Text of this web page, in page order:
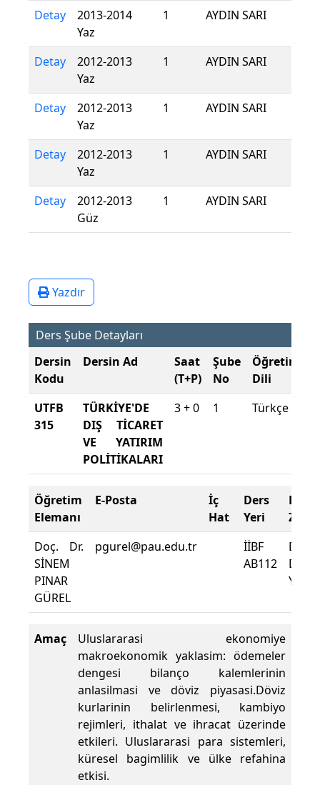
Detay
2013-2014
Yaz
1 AYDIN SARI
Detay
2012-2013
Yaz
1 AYDIN SARI
Detay
2012-2013
Yaz
1 AYDIN SARI
Detay
2012-2013
Yaz
1 AYDIN SARI
Detay
2012-2013
Güz
1 AYDIN SARI
Yazdır
Ders Şube Detayları
Dersin
Kodu
Dersin Ad
Saat
(T+P)
Şube
No
Öğretim
Dili
UTFB
315
TÜRKİYE'DE
DIŞ TİCARET
VE YATIRIM
POLİTİKALARI
3 + 0 1 Türkçe
Öğretim
Elemanı
E-Posta
İç
Hat
Ders
Yeri
Doç. Dr.
SİNEM
PINAR
GÜREL
pgurel@pau.edu.tr
İİBF
AB112
Amaç
Uluslararasi ekonomiye
makroekonomik yaklasim: ödemeler
dengesi bilanço kalemlerinin
anlasilmasi ve döviz piyasasi.Döviz
kurlarinin belirlenmesi, kambiyo
rejimleri, ithalat ve ihracat üzerinde
etkileri. Uluslararasi para sistemleri,
küresel bagimlilik ve ülke refahina
etkisi.